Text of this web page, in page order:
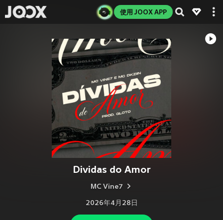
使用 JOOX APP
Dividas do Amor
MC Vine7
2026年4月28日